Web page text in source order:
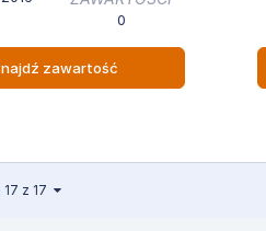
0
zawartość
z 17